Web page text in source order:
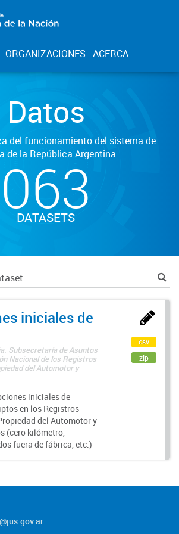
ORGANIZACIONES ACERCA
Datos
del funcionamiento del sistema de
de la República Argentina.
063
DATASETS
iniciales de
Subsecretaría de Asuntos
Nacional de los Registros
del Automotor y
iniciales de
en los Registros
del Automotor y
(cero kilómetro,
fuera de fábrica, etc.)
csv
zip